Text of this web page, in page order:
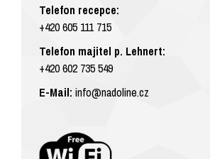
Telefon recepce:
+420 605 111 715
Telefon majitel p. Lehnert:
+420 602 735 549
E-Mail: info@nadoline.cz